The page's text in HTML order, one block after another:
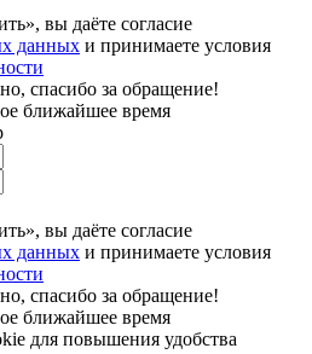
вы даёте согласие
данных и принимаете условия
спасибо за обращение!
ближайшее время
вы даёте согласие
данных и принимаете условия
спасибо за обращение!
ближайшее время
для повышения удобства